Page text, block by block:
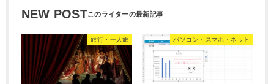
NEW POST
旅行・一人旅 パソコン・スマホ・ネット